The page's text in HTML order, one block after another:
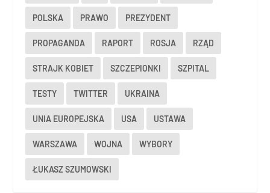
POLSKA PRAWO PREZYDENT
PROPAGANDA RAPORT ROSJA RZĄD
STRAJK KOBIET SZCZEPIONKI SZPITAL
TESTY TWITTER UKRAINA
UNIA EUROPEJSKA USA USTAWA
WARSZAWA WOJNA WYBORY
ŁUKASZ SZUMOWSKI